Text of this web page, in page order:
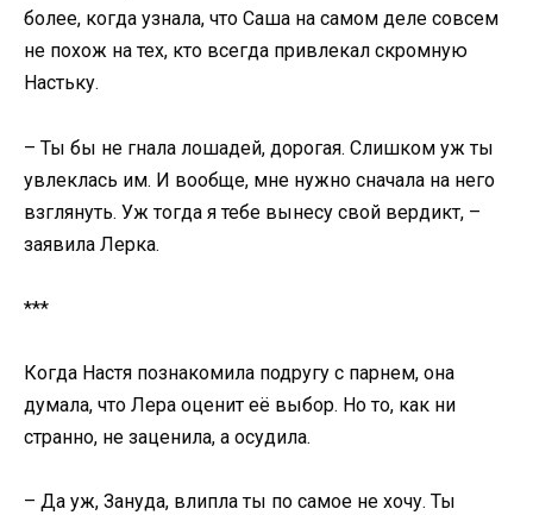
более, когда узнала, что Саша на самом деле совсем
не похож на тех, кто всегда привлекал скромную
Настьку.
– Ты бы не гнала лошадей, дорогая. Слишком уж ты
увлеклась им. И вообще, мне нужно сначала на него
взглянуть. Уж тогда я тебе вынесу свой вердикт, –
заявила Лерка.
***
Когда Настя познакомила подругу с парнем, она
думала, что Лера оценит её выбор. Но то, как ни
странно, не заценила, а осудила.
– Да уж, Зануда, влипла ты по самое не хочу. Ты